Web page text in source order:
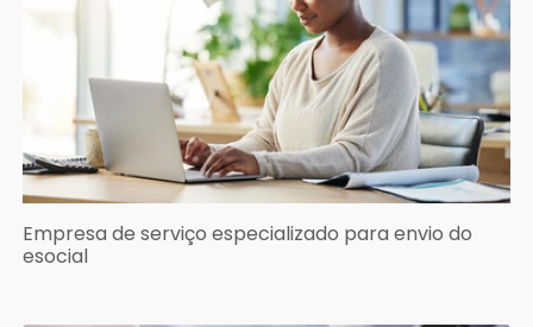
Empresa de serviço especializado para envio do
esocial